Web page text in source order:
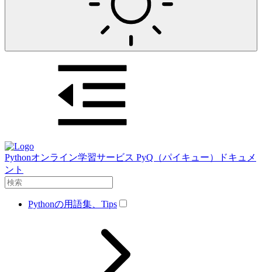
Pythonオンライン学習サービス PyQ（パイキュー）ドキュメ
ント
Pythonの用語集、Tips